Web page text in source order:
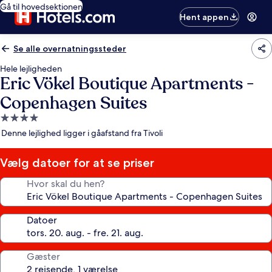
Gå til hovedsektionen
Hent appen
Se alle overnatningssteder
Hele lejligheden
Eric Vökel Boutique Apartments -
Copenhagen Suites
4.0-
stjernet
Denne lejlighed ligger i gåafstand fra Tivoli
Vælg datoer for at se priser
Hvor skal du hen?
Datoer
Gæster